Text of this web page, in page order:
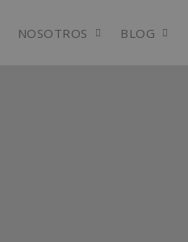
NOSOTROS BLOG